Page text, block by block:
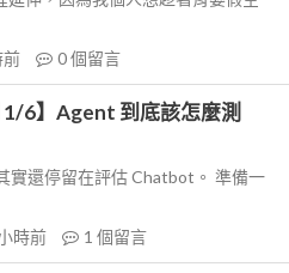
前 0個留言
6】Agent 到底該怎麼測
實還停留在評估 Chatbot。 準備一
時前 1 個留言